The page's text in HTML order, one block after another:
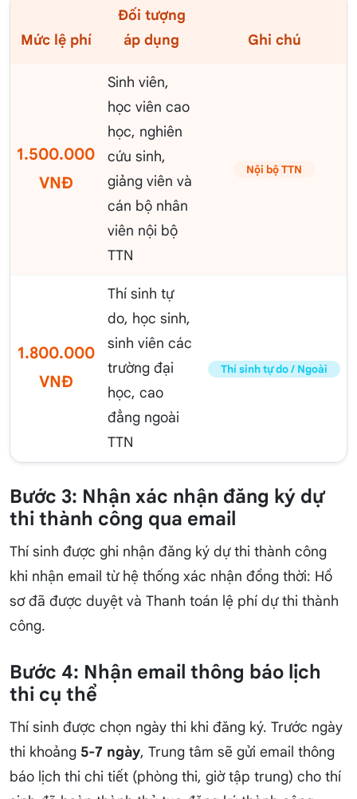
Mức lệ phí
Đối tượng
áp dụng
Ghi chú
1.500.000
VNĐ
Sinh viên,
học viên cao
học, nghiên
cứu sinh,
giảng viên và
cán bộ nhân
viên nội bộ
TTN
Nội bộ TTN
1.800.000
VNĐ
Thí sinh tự
do, học sinh,
sinh viên các
trường đại
học, cao
đẳng ngoài
TTN
Thí sinh tự do / Ngoài
Bước 3: Nhận xác nhận đăng ký dự
thi thành công qua email
Thí sinh được ghi nhận đăng ký dự thi thành công
khi nhận email từ hệ thống xác nhận đồng thời: Hồ
sơ đã được duyệt và Thanh toán lệ phí dự thi thành
công.
Bước 4: Nhận email thông báo lịch
thi cụ thể
Thí sinh được chọn ngày thi khi đăng ký. Trước ngày
thi khoảng 5-7 ngày, Trung tâm sẽ gửi email thông
báo lịch thi chi tiết (phòng thi, giờ tập trung) cho thí